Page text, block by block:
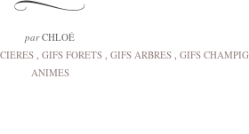
parCHLOÉ
, GIFS FORETS , GIFS ARBRES , GIFS
ANIMES